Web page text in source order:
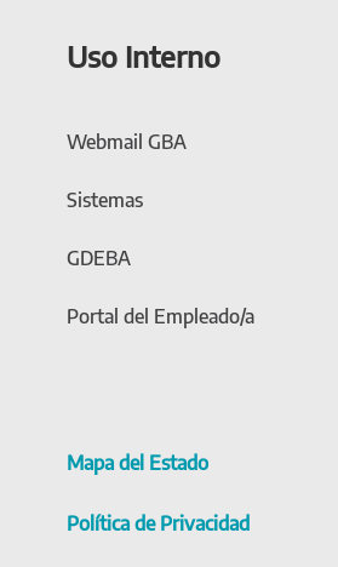
Uso Interno
Webmail GBA
Sistemas
GDEBA
Portal del Empleado/a
Mapa del Estado
Política de Privacidad